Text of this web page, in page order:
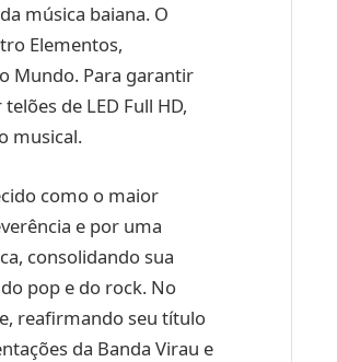
música baiana. O
Elementos,
Mundo. Para garantir
de LED Full HD,
musical.
como o maior
e por uma
consolidando sua
pop e do rock. No
reafirmando seu título
da Banda Virau e